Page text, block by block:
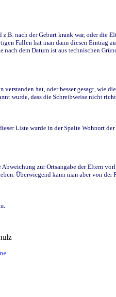
nach der Geburt krank war, oder die
Fällen hat man dann diesen Eintrag
dem Datum ist aus technischen
hat, oder besser gesagt, wie
wurde, dass die Schreibweise nicht
Liste wurde in der Spalte Wohnort
zur Ortsangabe der Eltern
Überwiegend kann man aber von der